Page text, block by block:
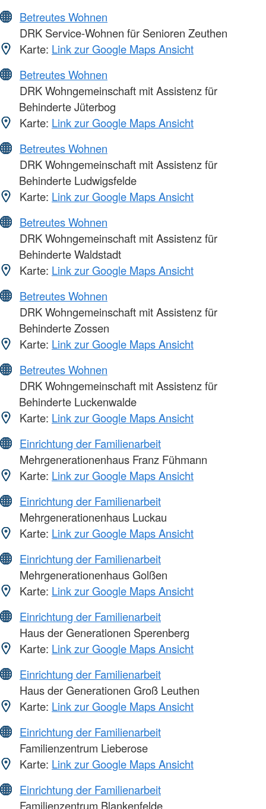
Betreutes Wohnen
DRK Service-Wohnen für Senioren Zeuthen
Karte: Link zur Google Maps Ansicht
Betreutes Wohnen
DRK Wohngemeinschaft mit Assistenz für
Behinderte Jüterbog
Karte: Link zur Google Maps Ansicht
Betreutes Wohnen
DRK Wohngemeinschaft mit Assistenz für
Behinderte Ludwigsfelde
Karte: Link zur Google Maps Ansicht
Betreutes Wohnen
DRK Wohngemeinschaft mit Assistenz für
Behinderte Waldstadt
Karte: Link zur Google Maps Ansicht
Betreutes Wohnen
DRK Wohngemeinschaft mit Assistenz für
Behinderte Zossen
Karte: Link zur Google Maps Ansicht
Betreutes Wohnen
DRK Wohngemeinschaft mit Assistenz für
Behinderte Luckenwalde
Karte: Link zur Google Maps Ansicht
Einrichtung der Familienarbeit
Mehrgenerationenhaus Franz Fühmann
Karte: Link zur Google Maps Ansicht
Einrichtung der Familienarbeit
Mehrgenerationenhaus Luckau
Karte: Link zur Google Maps Ansicht
Einrichtung der Familienarbeit
Mehrgenerationenhaus Golßen
Karte: Link zur Google Maps Ansicht
Einrichtung der Familienarbeit
Haus der Generationen Sperenberg
Karte: Link zur Google Maps Ansicht
Einrichtung der Familienarbeit
Haus der Generationen Groß Leuthen
Karte: Link zur Google Maps Ansicht
Einrichtung der Familienarbeit
Familienzentrum Lieberose
Karte: Link zur Google Maps Ansicht
Einrichtung der Familienarbeit
Familienzentrum Blankenfelde